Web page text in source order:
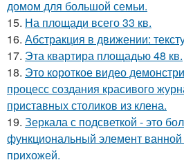
домом для большой семьи.
15. На площади всего 33 кв.
16. Абстракция в движении:
17. Эта квартира площадью 48 кв.
18. Это короткое видео
процесс создания красивого
приставных столиков из клена.
19. Зеркала с подсветкой - это
функциональный элемент
прихожей.